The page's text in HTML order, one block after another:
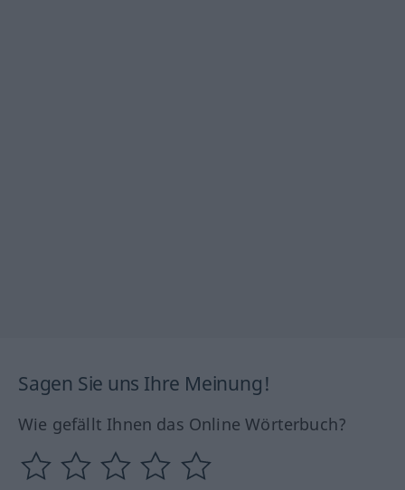
Sagen Sie uns Ihre Meinung!
Wie gefällt Ihnen das Online Wörterbuch?